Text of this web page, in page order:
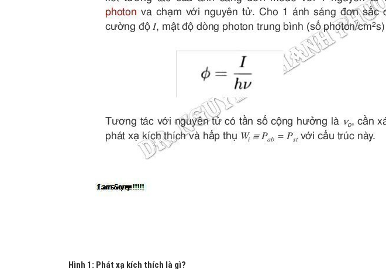
Hình 1: Phát xạ kích thích là gì?